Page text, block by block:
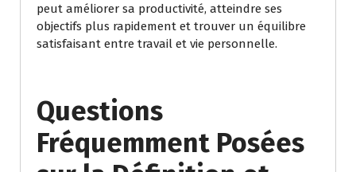
peut améliorer sa productivité, atteindre ses
objectifs plus rapidement et trouver un équilibre
satisfaisant entre travail et vie personnelle.
Questions
Fréquemment Posées